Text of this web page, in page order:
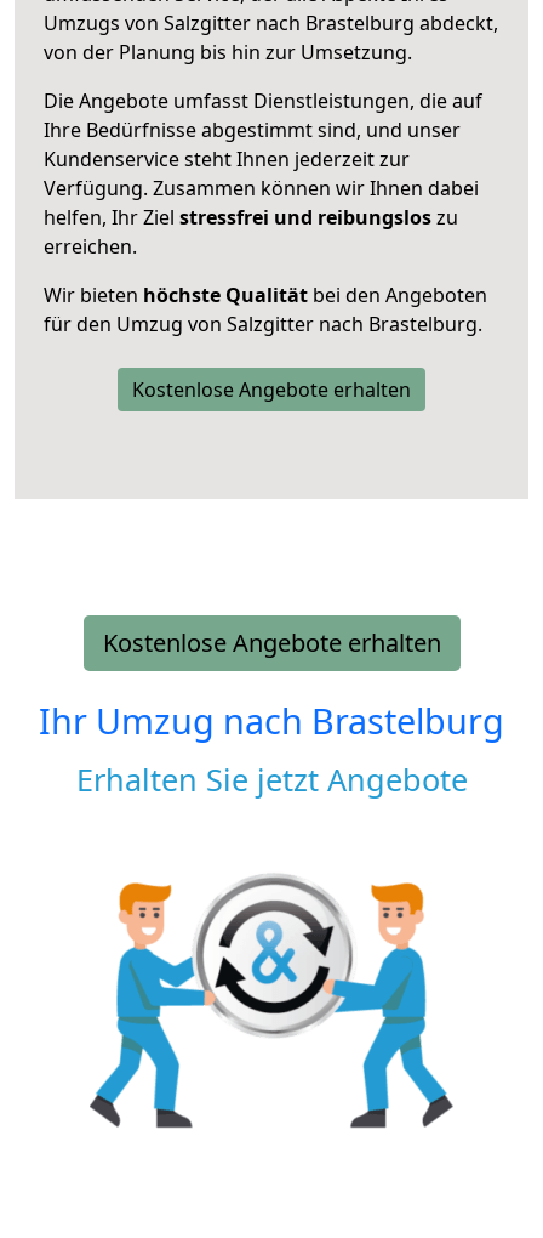
Umzugs von Salzgitter nach Brastelburg abdeckt,
von der Planung bis hin zur Umsetzung.
Die Angebote umfasst Dienstleistungen, die auf
Ihre Bedürfnisse abgestimmt sind, und unser
Kundenservice steht Ihnen jederzeit zur
Verfügung. Zusammen können wir Ihnen dabei
helfen, Ihr Ziel stressfrei und reibungsloszu
erreichen.
Wir bieten höchste Qualität bei den Angeboten
für den Umzug von Salzgitter nach Brastelburg.
Kostenlose Angebote erhalten
Kostenlose Angebote erhalten
Ihr Umzug nach Brastelburg
Erhalten Sie jetzt Angebote